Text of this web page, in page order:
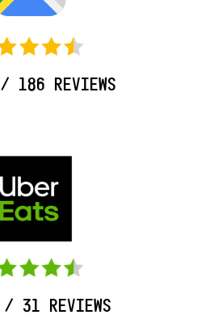
/ 186 REVIEWS
/ 31 REVIEWS